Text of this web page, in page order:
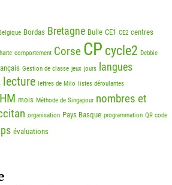
Bordas Bretagne Bulle CE1 CE2 centres
comportement Corse CP cycle2 Debbie
Gestion de classe jeux jours
langues
lecture lettres de Milo listes déroulantes
mois Méthode de Singapour nombres et
organisation Pays Basque programmation QR code
évaluations